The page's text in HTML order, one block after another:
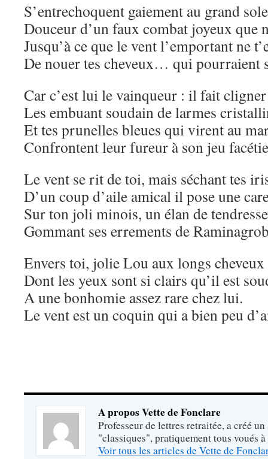
S’entrechoquent gaiement au grand
Douceur d’un faux combat joyeux que
Jusqu’à ce que le vent l’emportant ne
De nouer tes cheveux… qui pourraient
Car c’est lui le vainqueur : il fait
Les embuant soudain de larmes
Et tes prunelles bleues qui virent au
Confrontent leur fureur à son jeu
Le vent se rit de toi, mais séchant tes
D’un coup d’aile amical il pose une
Sur ton joli minois, un élan de tendresse
Gommant ses errements de
Envers toi, jolie Lou aux longs
Dont les yeux sont si clairs qu’il est
A une bonhomie assez rare chez lui.
Le vent est un coquin qui a bien peu
A propos Vette de Fonclare
Professeur de lettres retraitée, a créé
"classiques", pratiquement tous voués
Voir tous les articles de Vette de